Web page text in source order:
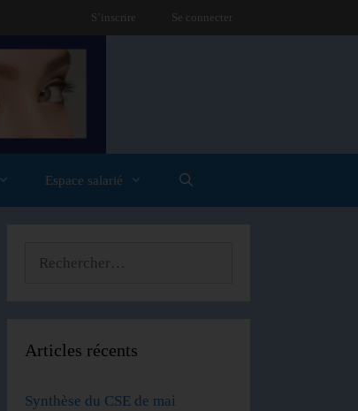
S’inscrire Se connecter
Espace salarié
Articles récents
Synthèse du CSE de mai